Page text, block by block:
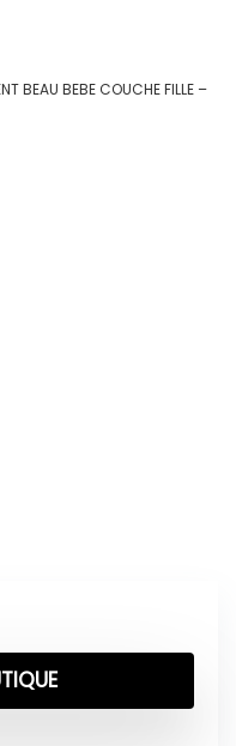
BEBE COUCHE FILLE –